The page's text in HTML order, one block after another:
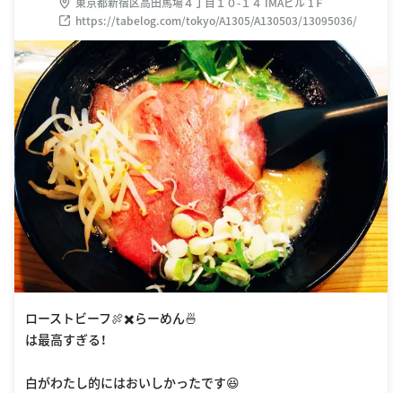
https://tabelog.com/tokyo/A1305/A130503/13095036/
ローストビーフ🍖✖️らーめん🍜
は最高すぎる！
白がわたし的にはおいしかったです😆